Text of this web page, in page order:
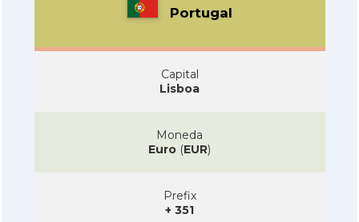
Portugal
Capital
Lisboa
Moneda
Euro (EUR)
Prefix
+ 351